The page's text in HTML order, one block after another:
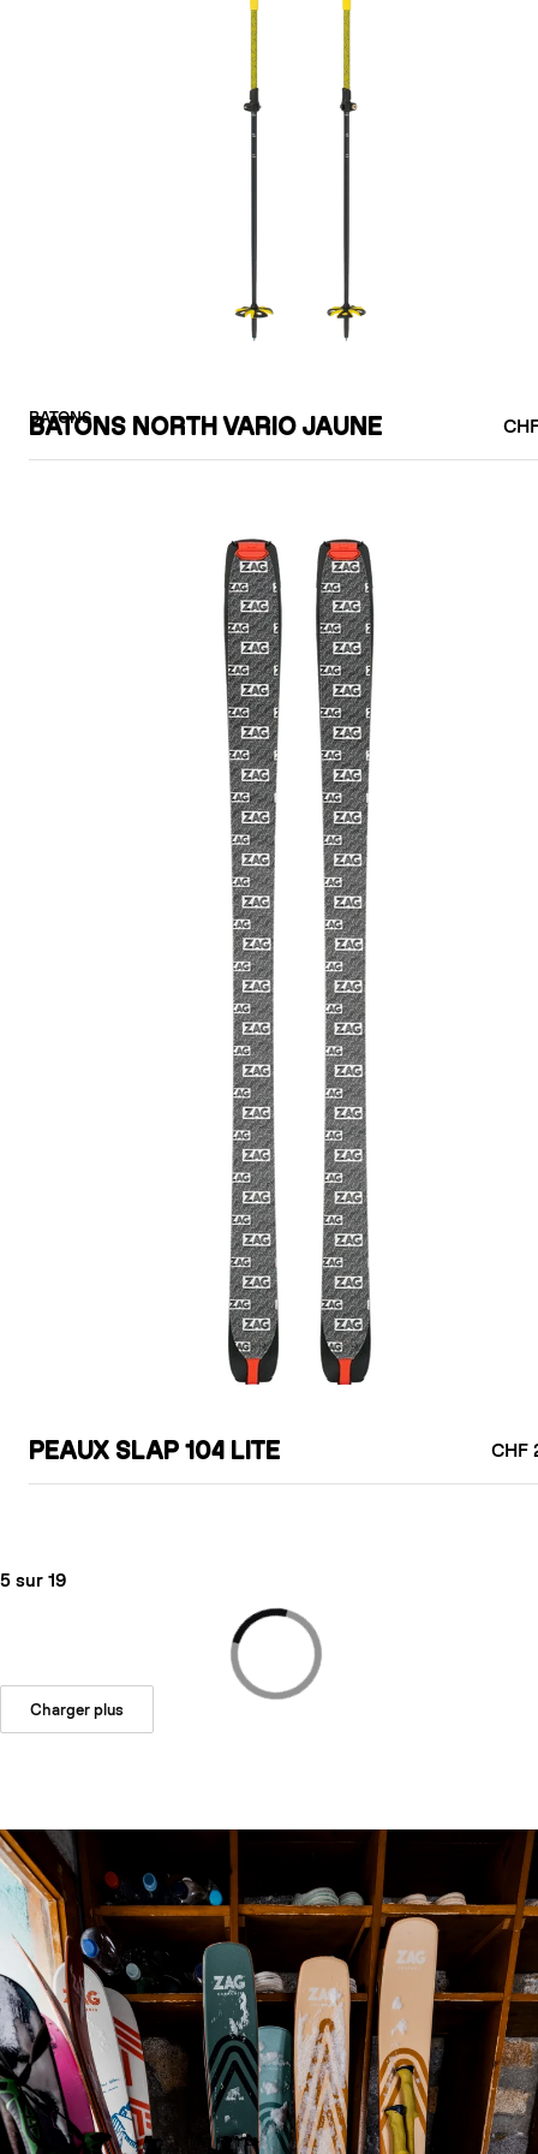
BATONS
BATONS NORTH VARIO JAUNE
PEAUX SLAP 104 LITE CHF
5 sur 19
Charger plus